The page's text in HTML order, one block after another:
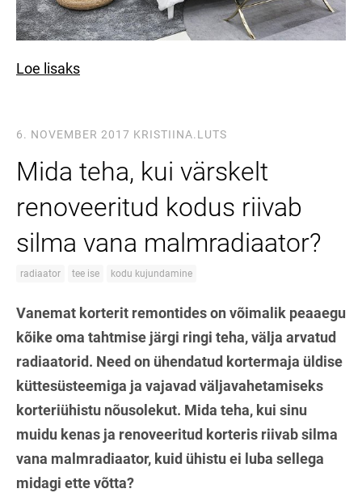
Loe lisaks
6. NOVEMBER 2017 KRISTIINA.LUTS
Mida teha, kui värskelt
renoveeritud kodus riivab
silma vana malmradiaator?
radiaator tee ise kodu kujundamine
Vanemat korterit remontides on võimalik peaaegu
kõike oma tahtmise järgi ringi teha, välja arvatud
radiaatorid. Need on ühendatud kortermaja üldise
küttesüsteemiga ja vajavad väljavahetamiseks
korteriühistu nõusolekut. Mida teha, kui sinu
muidu kenas ja renoveeritud korteris riivab silma
vana malmradiaator, kuid ühistu ei luba sellega
midagi ette võtta?